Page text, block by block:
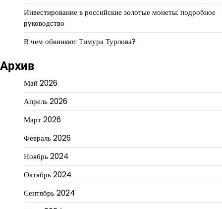
Инвестирование в российские золотые монеты: подробное
руководство
В чем обвиняют Тимура Турлова?
Архив
Май 2026
Апрель 2026
Март 2026
Февраль 2026
Ноябрь 2024
Октябрь 2024
Сентябрь 2024